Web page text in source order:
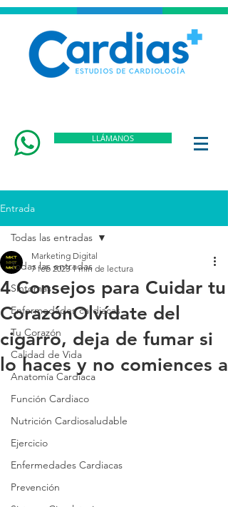
LLÁMANOS
Entrada
Todas las entradas
Síntomas
Enfermedades cardiacas
Tu Corazón
Calidad de Vida
Anatomía Cardiaca
Función Cardiaco
Nutrición Cardiosaludable
Ejercicio
Enfermedades Cardiacas
Prevención
Todas las entradas
4 Consejos para Cuidar tu
CorazónOlvídate del
cigarro, deja de fumar si
lo haces y no comiences a
Marketing Digital
7 feb 2023 1 min de lectura